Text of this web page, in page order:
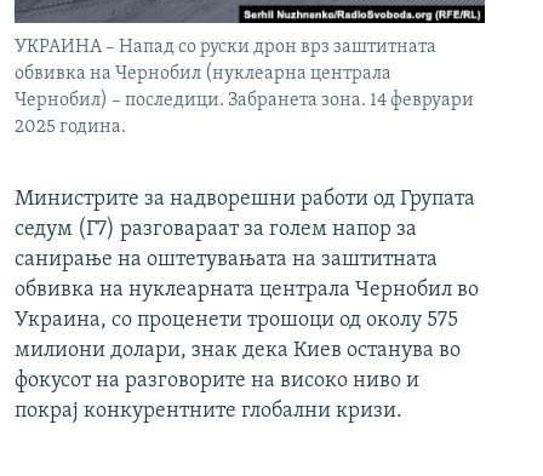
УКРАИНА – Напад со руски дрон врз заштитната
обвивка на Чернобил (нуклеарна централа
Чернобил) – последици. Забранета зона. 14 февруари
2025 година.
Министрите за надворешни работи од Групата
седум (Г7) разговараат за голем напор за
санирање на оштетувањата на заштитната
обвивка на нуклеарната централа Чернобил во
Украина, со проценети трошоци од околу 575
милиони долари, знак дека Киев останува во
фокусот на разговорите на високо ниво и
покрај конкурентните глобални кризи.